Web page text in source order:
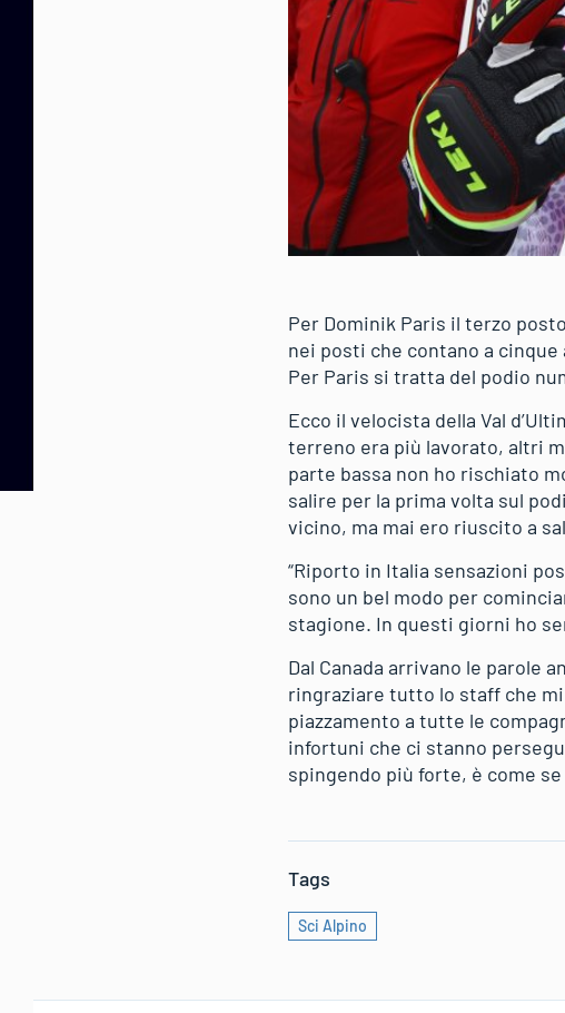
Per Dominik Paris il terzo
nei posti che contano a cinque
Per Paris si tratta del podio
Ecco il velocista della Val
terreno era più lavorato, altri
parte bassa non ho rischiato
salire per la prima volta sul
vicino, ma mai ero riuscito a
“Riporto in Italia sensazioni
sono un bel modo per
stagione. In questi giorni ho
Dal Canada arrivano le parole
ringraziare tutto lo staff che
piazzamento a tutte le
infortuni che ci stanno
spingendo più forte, è come
Tags
Sci Alpino